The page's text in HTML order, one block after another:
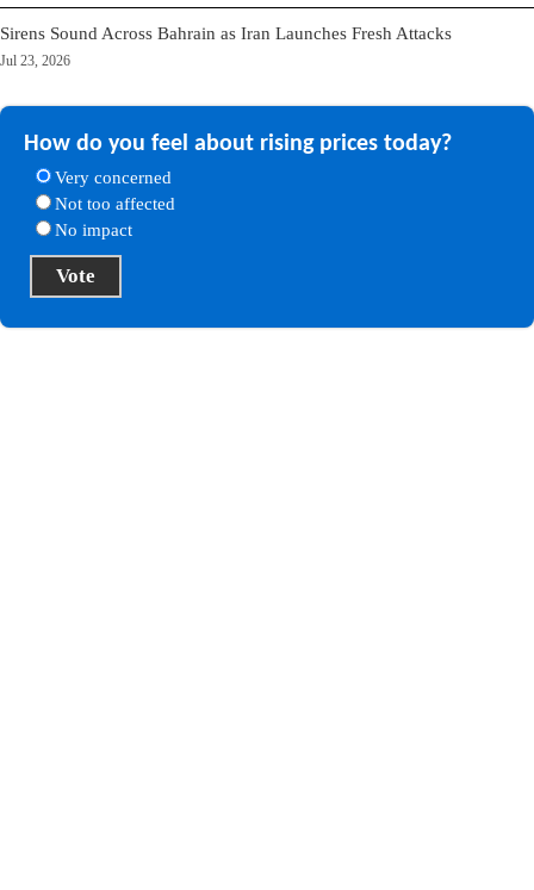
Sirens Sound Across Bahrain as Iran Launches Fresh Attacks
Jul 23, 2026
How do you feel about rising prices today?
Very concerned
Not too affected
No impact